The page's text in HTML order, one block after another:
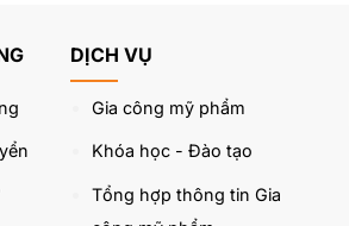
DỊCH VỤ
Gia công mỹ phẩm
Khóa học - Đào tạo
Tổng hợp thông tin Gia